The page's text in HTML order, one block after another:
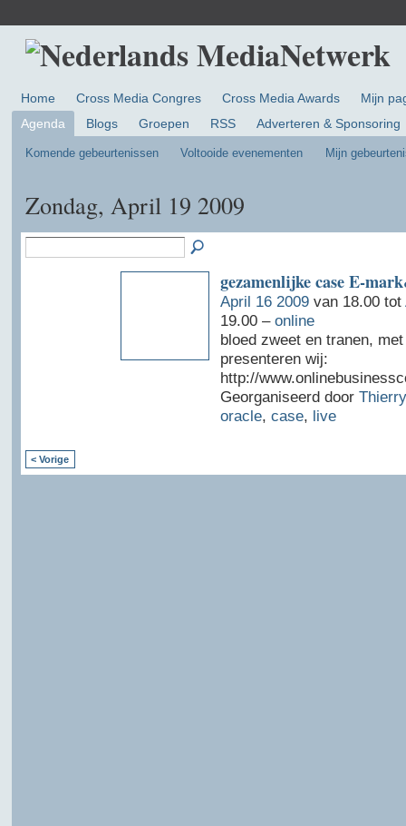
Home Cross Media Congres Cross Media Awards
Mijn
Agenda
Blogs Groepen RSS Adverteren & Sponsoring
Komende gebeurtenissen Voltooide evenementen Mijn
Zondag, April 19 2009
gezamenlijke case E-
April 16 2009van 18.00 tot
19.00 – online
bloed zweet en tranen,
presenteren wij:
http://
Georganiseerd door
oracle, case, live
< Vorige